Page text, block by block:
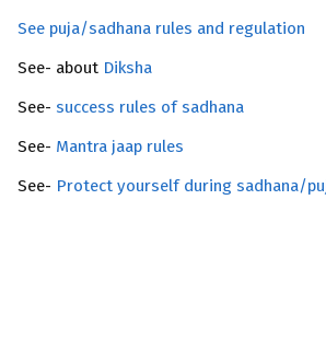
See puja/sadhana rules and regulation
See- about Diksha
See- success rules of sadhana
See- Mantra jaap rules
See- Protect yourself during sadhana/